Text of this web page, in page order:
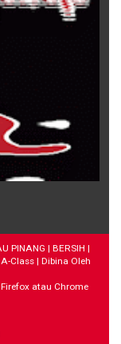
PINANG | BERSIH |
Class| Dibina Oleh
atau Chrome